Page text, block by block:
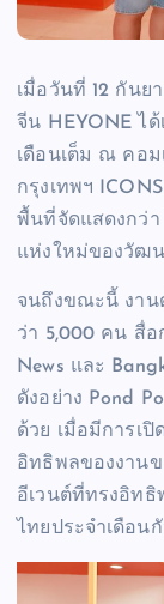
เมื่อวันที่ 12 กันย
จีน HEYONE ไ
เดือนเต็ม ณ คอ
กรุงเทพฯ
พื้นที่จัดแสดงกว่า
แห่งใหม่ของวัฒน
จนถึงขณะนี้ งาน
ว่า 5,000 คน สื่อ
News และ
ดังอย่าง Pond
ด้วย เมื่อมีการเ
อิทธิพลของงานข
อีเวนต์ที่ทรงอิทธิ
ไทยประจำเดือน